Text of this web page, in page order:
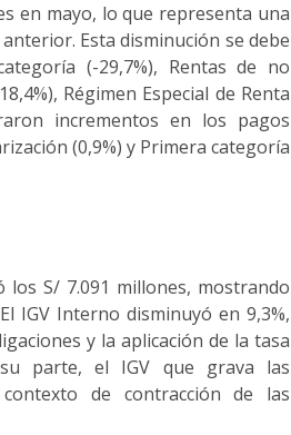
en mayo, lo que representa una
Esta disminución se debe
(-29,7%), Rentas de no
Régimen Especial de Renta
incrementos en los pagos
(0,9%) y Primera categoría
los S/ 7.091 millones, mostrando
IGV Interno disminuyó en 9,3%,
y la aplicación de la tasa
parte, el IGV que grava las
de contracción de las